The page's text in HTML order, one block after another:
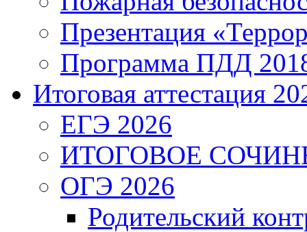
Презентация
Программа ПДД
Итоговая аттестация
ЕГЭ 2026
ИТОГОВОЕ
ОГЭ 2026
Родительский